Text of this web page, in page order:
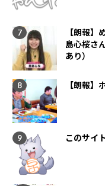
【朗報】
島心桜さ
あり）
【朗報】
このサイ